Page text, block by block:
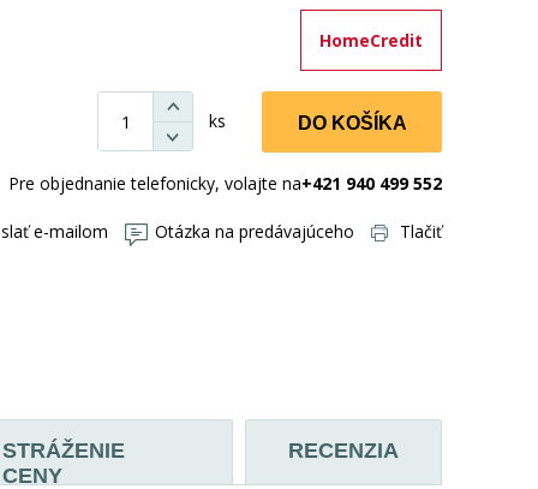
HomeCredit
ks DO KOŠÍKA
Pre objednanie telefonicky, volajte na+421 940 499 552
e-mailom Otázka na predávajúceho Tlačiť
STRÁŽENIE
CENY
RECENZIA